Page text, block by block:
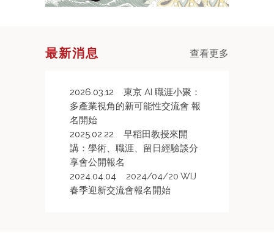
最新消息 查看更多
2026.03.12
東京 AI 職涯小聚：
多產業視角的新可能性交流會 報
名開始
2025.02.22
早稻田教授來開
講：學術、職涯、留日經驗談分
享會公開報名
2024.04.04
2024/04/20 WIJ
春季迎新交流會報名開始